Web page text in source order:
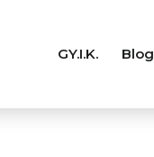
GY.I.K. Blog